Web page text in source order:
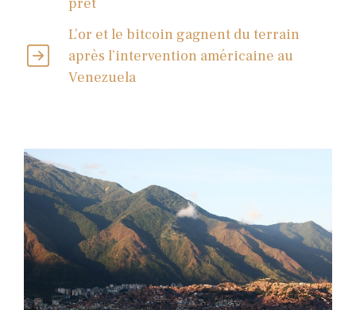
prêt
L’or et le bitcoin gagnent du terrain
après l’intervention américaine au
Venezuela